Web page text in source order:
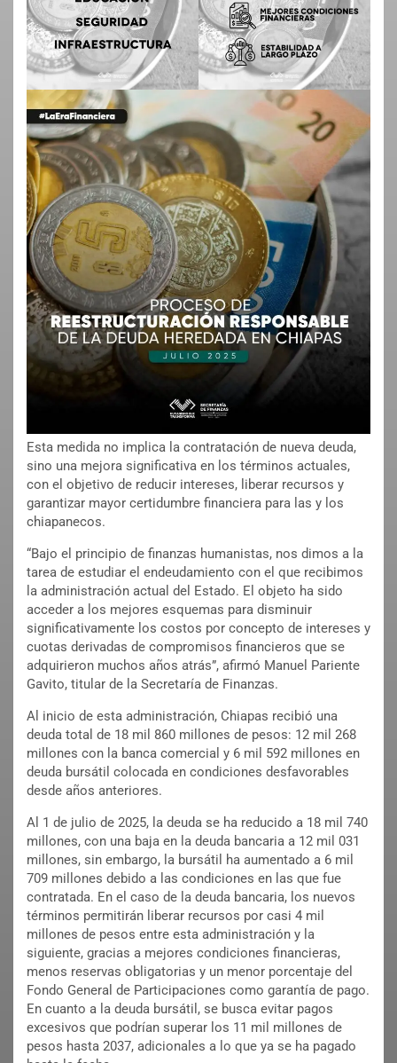
Esta medida no implica la contratación de nueva deuda,
sino una mejora significativa en los términos actuales,
con el objetivo de reducir intereses, liberar recursos y
garantizar mayor certidumbre financiera para las y los
chiapanecos.
“Bajo el principio de finanzas humanistas, nos dimos a la
tarea de estudiar el endeudamiento con el que recibimos
la administración actual del Estado. El objeto ha sido
acceder a los mejores esquemas para disminuir
significativamente los costos por concepto de intereses y
cuotas derivadas de compromisos financieros que se
adquirieron muchos años atrás”, afirmó Manuel Pariente
Gavito, titular de la Secretaría de Finanzas.
Al inicio de esta administración, Chiapas recibió una
deuda total de 18 mil 860 millones de pesos: 12 mil 268
millones con la banca comercial y 6 mil 592 millones en
deuda bursátil colocada en condiciones desfavorables
desde años anteriores.
Al 1 de julio de 2025, la deuda se ha reducido a 18 mil 740
millones, con una baja en la deuda bancaria a 12 mil 031
millones, sin embargo, la bursátil ha aumentado a 6 mil
709 millones debido a las condiciones en las que fue
contratada. En el caso de la deuda bancaria, los nuevos
términos permitirán liberar recursos por casi 4 mil
millones de pesos entre esta administración y la
siguiente, gracias a mejores condiciones financieras,
menos reservas obligatorias y un menor porcentaje del
Fondo General de Participaciones como garantía de pago.
En cuanto a la deuda bursátil, se busca evitar pagos
excesivos que podrían superar los 11 mil millones de
pesos hasta 2037, adicionales a lo que ya se ha pagado